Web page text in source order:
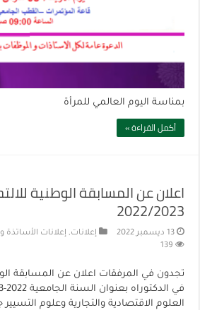
بمناسة اليوم العالمي للمرأة
أكمل القراءة »
اعلان عن المسابقة الوطنية
2022/2023
13 ديسمبر 2022 إعلانات, إعلانات الأساتذة
139
تجدون في المرفقات اعلان عن المسابقة
العلوم الاقتصادية والتجارية وعلوم التسيير